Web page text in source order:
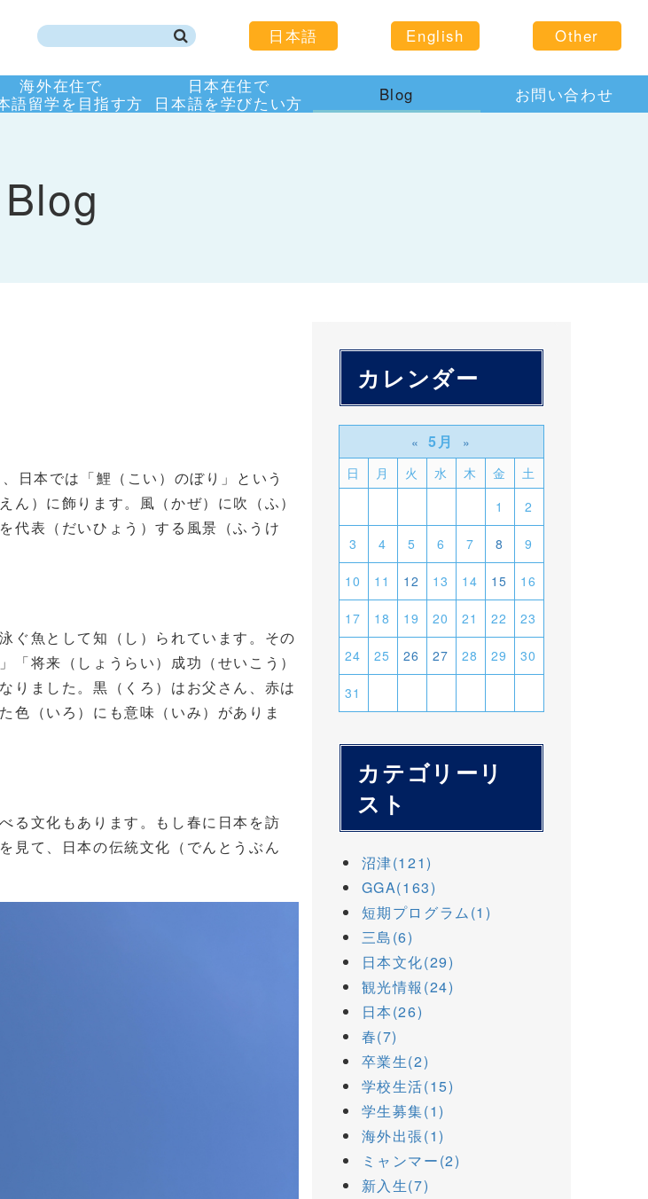
日本語 English Other
海外在住で
語留学を目指す方
日本在住で
日本語を学びたい方
Blog お問い合わせ
Blog
日本では「鯉（こい）のぼり」という
）に飾ります。風（かぜ）に吹（ふ）
代表（だいひょう）する風景（ふうけ
ぐ魚として知（し）られています。その
将来（しょうらい）成功（せいこう）
りました。黒（くろ）はお父さん、赤は
色（いろ）にも意味（いみ）がありま
る文化もあります。もし春に日本を訪
見て、日本の伝統文化（でんとうぶん
カレンダー
« 5月
»
日
月 火 水 木 金
土
1
2
3 4 5 6 7 8 9
10 11 12 13 14 15 16
17 18 19 20 21 22 23
24 25 26 27 28 29 30
31
カテゴリーリ
スト
沼津(121)
GGA(163)
短期プログラム(1)
三島(6)
日本文化(29)
観光情報(24)
日本(26)
春(7)
卒業生(2)
学校生活(15)
学生募集(1)
海外出張(1)
ミャンマー(2)
新入生(7)